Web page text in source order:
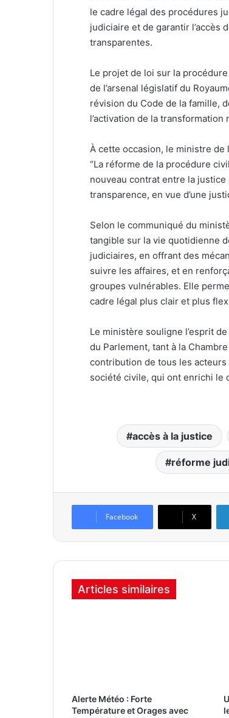
le cadre légal des procédures
judiciaire et de garantir l’accès
transparentes.
Le projet de loi sur la
de l’arsenal législatif du
révision du Code de la famille,
l’activation de la
À cette occasion, le ministre de
“La réforme de la procédure
nouveau contrat entre la
transparence, en vue d’une
Selon le communiqué du
tangible sur la vie quotidienne
judiciaires, en offrant des
suivre les affaires, et en
groupes vulnérables. Elle
cadre légal plus clair et plus
Le ministère souligne l’esprit
du Parlement, tant à la
contribution de tous les
société civile, qui ont enrichi le
accès à la justice
réforme
Facebook X
Articles similaires
Alerte Météo : Forte
Température et Orages avec